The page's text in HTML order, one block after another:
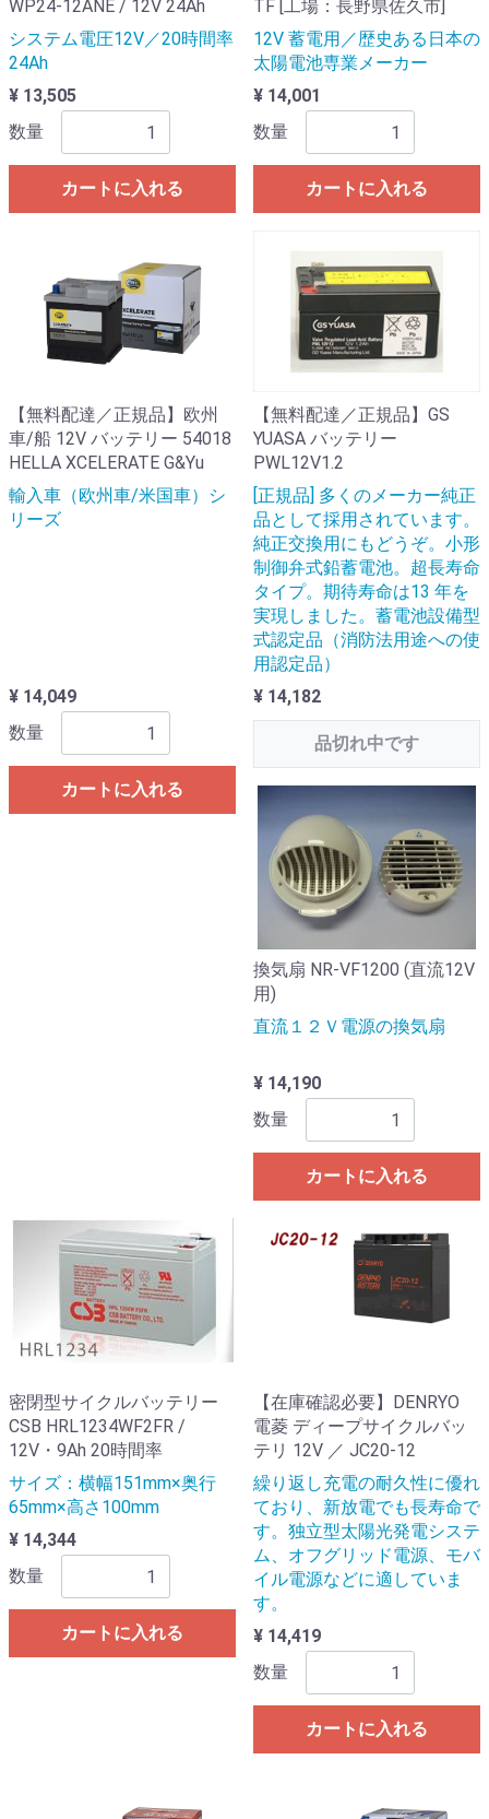
WP24-12ANE / 12V 24Ah
システム電圧12V／20時間率
24Ah
¥ 13,505
数量
カートに入れる
TF [工場：長野県佐久市]
12V 蓄電用／歴史ある日本の
太陽電池専業メーカー
¥ 14,001
数量
カートに入れる
【無料配達／正規品】欧州
車/船 12V バッテリー 54018
HELLA XCELERATE G&Yu
輸入車（欧州車/米国車）シ
リーズ
¥ 14,049
数量
カートに入れる
【無料配達／正規品】GS
YUASA バッテリー
PWL12V1.2
[正規品] 多くのメーカー純正
品として採用されています。
純正交換用にもどうぞ。小形
制御弁式鉛蓄電池。超長寿命
タイプ。期待寿命は13 年を
実現しました。蓄電池設備型
式認定品（消防法用途への使
用認定品）
¥ 14,182
品切れ中です
換気扇 NR-VF1200 (直流12V
用)
直流１２Ｖ電源の換気扇
¥ 14,190
数量
カートに入れる
密閉型サイクルバッテリー
CSB HRL1234WF2FR /
12V・9Ah 20時間率
サイズ：横幅151mm×奥行
65mm×高さ100mm
¥ 14,344
数量
カートに入れる
【在庫確認必要】DENRYO
電菱 ディープサイクルバッ
テリ 12V ／ JC20-12
繰り返し充電の耐久性に優れ
ており、新放電でも長寿命で
す。独立型太陽光発電システ
ム、オフグリッド電源、モバ
イル電源などに適していま
す。
¥ 14,419
数量
カートに入れる